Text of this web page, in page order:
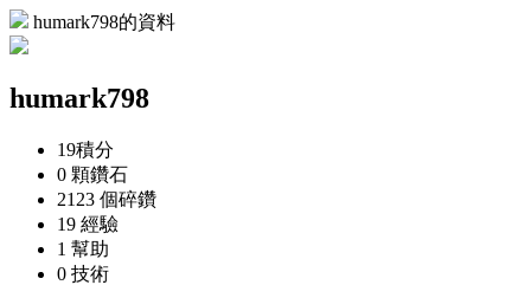
humark798的資料
humark798
19積分
0 顆鑽石
2123 個碎鑽
19 經驗
1 幫助
0 技術